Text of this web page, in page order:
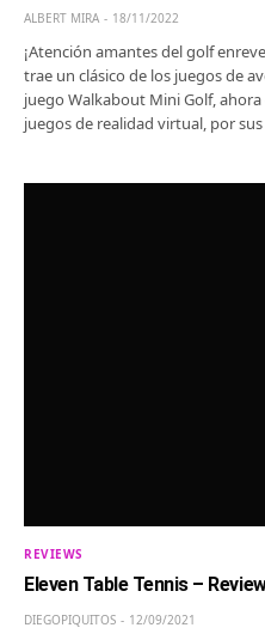
ALBERT MIRA 18/11/2022
¡Atención amantes del golf
trae un clásico de los juegos de
juego Walkabout Mini Golf,
juegos de realidad virtual, por
REVIEWS
Eleven Table Tennis –
DIEGOPIQUITOS 12/09/2021